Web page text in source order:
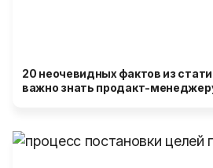
20 неочевидных фактов из
важно знать продакт-